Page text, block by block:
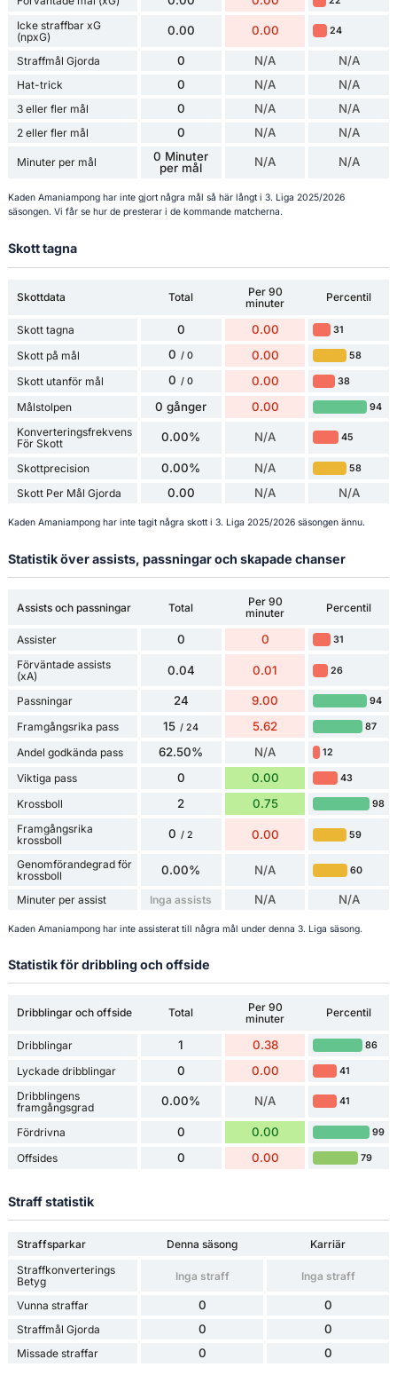
Icke straffbar xG
(npxG)
0.00 0.00 24
Straffmål Gjorda 0 N/A N/A
Hat-trick 0 N/A N/A
3 eller fler mål 0 N/A N/A
2 eller fler mål 0 N/A N/A
Minuter per mål
0 Minuter
per mål
N/A N/A
Kaden Amaniampong har inte gjort några mål så här långt i 3. Liga 2025/2026
säsongen. Vi får se hur de presterar i de kommande matcherna.
Skott tagna
Skottdata Total
Per 90
minuter
Percentil
Skott tagna 0 0.00 31
Skott på mål 0 / 0 0.00 58
Skott utanför mål 0 / 0 0.00 38
Målstolpen 0 gånger 0.00 94
Konverteringsfrekvens
För Skott
0.00% N/A 45
Skottprecision 0.00% N/A 58
Skott Per Mål Gjorda 0.00 N/A N/A
Kaden Amaniampong har inte tagit några skott i 3. Liga 2025/2026 säsongen ännu.
Statistik över assists, passningar och skapade chanser
Assists och passningar Total
Per 90
minuter
Percentil
Assister 0 0 31
Förväntade assists
(xA)
0.04 0.01 26
Passningar 24 9.00 94
Framgångsrika pass 15 / 24 5.62 87
Andel godkända pass 62.50% N/A 12
Viktiga pass 0 0.00 43
Krossboll 2 0.75 98
Framgångsrika
krossboll
0 / 2 0.00 59
Genomförandegrad för
krossboll
0.00% N/A 60
Minuter per assist Inga assists N/A N/A
Kaden Amaniampong har inte assisterat till några mål under denna 3. Liga säsong.
Statistik för dribbling och offside
Dribblingar och offside Total
Per 90
minuter
Percentil
Dribblingar 1 0.38 86
Lyckade dribblingar 0 0.00 41
Dribblingens
framgångsgrad
0.00% N/A 41
Fördrivna 0 0.00 99
Offsides 0 0.00 79
Straff statistik
Straffsparkar Denna säsong
Karriär
Straffkonverterings
Betyg
Inga straff Inga straff
Vunna straffar 0 0
Straffmål Gjorda 0 0
Missade straffar 0 0